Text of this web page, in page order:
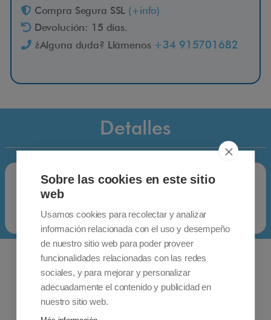
Compra Segura SSL (+info)
Devolución: 15 días.
¿Alguna duda? Llámenos +34 915701682
Detalles
Sobre las cookies en este sitio
web
Usamos cookies para recolectar y analizar
información relacionada con el uso y desempeño
de nuestro sitio web para poder proveer
funcionalidades relacionadas con las redes
sociales, y para mejorar y personalizar
adecuadamente el contenido y publicidad en
nuestro sitio web.